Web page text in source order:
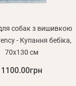
05
собак з вишивкою
- Купання бебіка,
70х130 см
1100.00грн